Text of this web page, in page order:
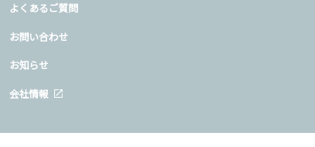
よくあるご質問
お問い合わせ
お知らせ
会社情報